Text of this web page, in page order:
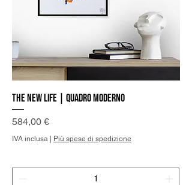
The new Life | Quadro Moderno
Prezzo
584,00 €
IVA inclusa Più spese di spedizione